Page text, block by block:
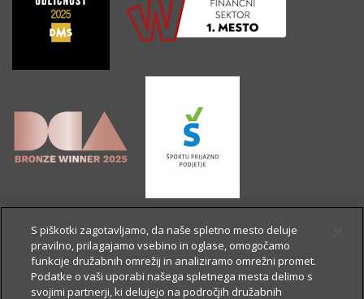
S piškotki zagotavljamo, da naše spletno mesto deluje
pravilno, prilagajamo vsebino in oglase, omogočamo
funkcije družabnih omrežij in analiziramo omrežni promet.
Podatke o vaši uporabi našega spletnega mesta delimo s
svojimi partnerji, ki delujejo na področjih družabnih